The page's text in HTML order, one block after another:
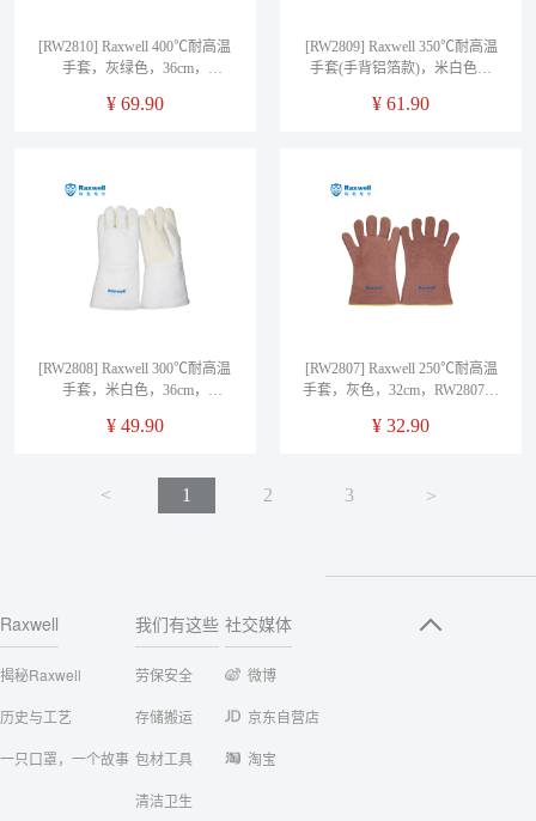
[RW2810] Raxwell 400℃耐高温
手套，灰绿色，36cm，
¥ 69.90
[RW2809] Raxwell 350℃耐高温
手套(手背铝箔款)，米白色，
¥61.90
[RW2808] Raxwell 300℃耐高温
手套，米白色，36cm，
¥ 49.90
[RW2807] Raxwell 250℃耐高温
手套，灰色，32cm，RW2807，
¥32.90
< 1 2 3 <
Raxwell
揭秘Raxwell
历史与工艺
一只口罩，一个故事
我们有这些
劳保安全
存储搬运
包材工具
清洁卫生
社交媒体
微博
京东自营店
淘宝